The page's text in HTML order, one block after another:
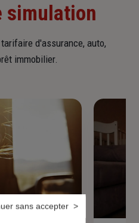
simulation
d'assurance, auto,
immobilier.
sans accepter